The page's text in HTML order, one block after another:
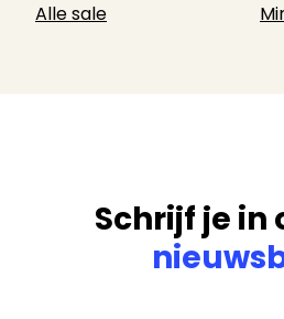
Alle sale
Schrijf je in